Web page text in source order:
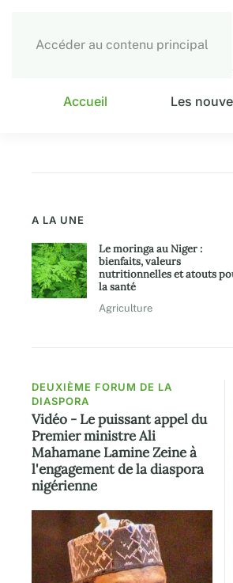
Accéder au contenu principal
Accueil Les
A LA UNE
Le moringa au Niger :
bienfaits, valeurs
nutritionnelles et atouts
la santé
Agriculture
DEUXIÈME FORUM DE LA
DIASPORA
Vidéo - Le puissant appel du
Premier ministre Ali
Mahamane Lamine Zeine à
l'engagement de la diaspora
nigérienne